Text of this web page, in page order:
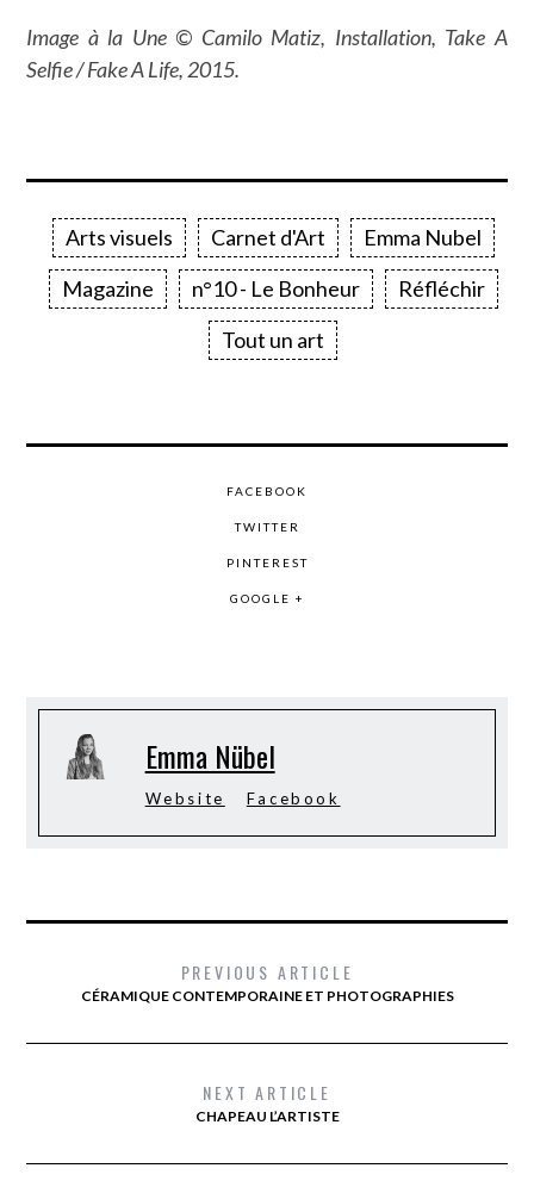
Image à la Une © Camilo Matiz, Installation, Take A
Selfie / Fake A Life, 2015.
Arts visuels Carnet d'Art
Emma Nubel
Magazine
n°10 - Le Bonheur
Réfléchir
Tout un art
FACEBOOK
TWITTER
PINTEREST
GOOGLE +
Emma Nübel
Website Facebook
PREVIOUS ARTICLE
CÉRAMIQUE CONTEMPORAINE ET PHOTOGRAPHIES
NEXT ARTICLE
CHAPEAU L’ARTISTE